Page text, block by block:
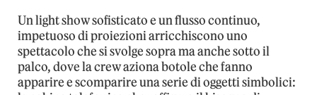
Un light show sofisticato e un flusso continuo,
impetuoso di proiezioni arricchiscono uno
spettacolo che si svolge sopra ma anche sotto il
palco, dove la crew aziona botole che fanno
apparire e scomparire una serie di oggetti simbolici: